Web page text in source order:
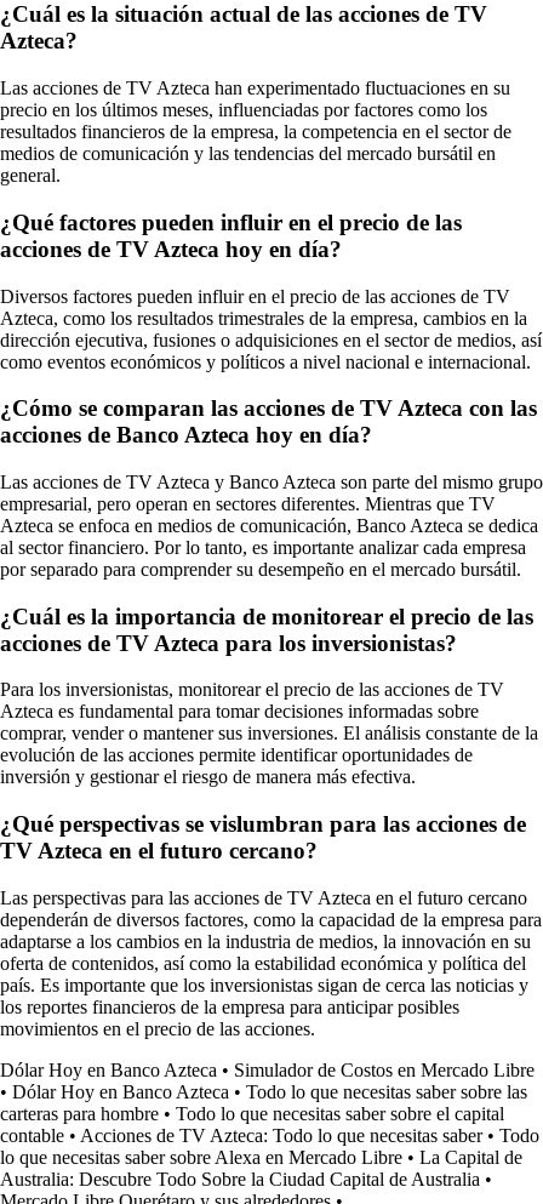
¿Cuál es la situación actual de las acciones de TV
Azteca?
Las acciones de TV Azteca han experimentado fluctuaciones en su
precio en los últimos meses, influenciadas por factores como los
resultados financieros de la empresa, la competencia en el sector de
medios de comunicación y las tendencias del mercado bursátil en
general.
¿Qué factores pueden influir en el precio de las
acciones de TV Azteca hoy en día?
Diversos factores pueden influir en el precio de las acciones de TV
Azteca, como los resultados trimestrales de la empresa, cambios en la
dirección ejecutiva, fusiones o adquisiciones en el sector de medios, así
como eventos económicos y políticos a nivel nacional e internacional.
¿Cómo se comparan las acciones de TV Azteca con las
acciones de Banco Azteca hoy en día?
Las acciones de TV Azteca y Banco Azteca son parte del mismo grupo
empresarial, pero operan en sectores diferentes. Mientras que TV
Azteca se enfoca en medios de comunicación, Banco Azteca se dedica
al sector financiero. Por lo tanto, es importante analizar cada empresa
por separado para comprender su desempeño en el mercado bursátil.
¿Cuál es la importancia de monitorear el precio de las
acciones de TV Azteca para los inversionistas?
Para los inversionistas, monitorear el precio de las acciones de TV
Azteca es fundamental para tomar decisiones informadas sobre
comprar, vender o mantener sus inversiones. El análisis constante de la
evolución de las acciones permite identificar oportunidades de
inversión y gestionar el riesgo de manera más efectiva.
¿Qué perspectivas se vislumbran para las acciones de
TV Azteca en el futuro cercano?
Las perspectivas para las acciones de TV Azteca en el futuro cercano
dependerán de diversos factores, como la capacidad de la empresa para
adaptarse a los cambios en la industria de medios, la innovación en su
oferta de contenidos, así como la estabilidad económica y política del
país. Es importante que los inversionistas sigan de cerca las noticias y
los reportes financieros de la empresa para anticipar posibles
movimientos en el precio de las acciones.
Dólar Hoy en Banco Azteca • Simulador de Costos en Mercado Libre
• Dólar Hoy en Banco Azteca • Todo lo que necesitas saber sobre las
carteras para hombre • Todo lo que necesitas saber sobre el capital
contable • Acciones de TV Azteca: Todo lo que necesitas saber• Todo
lo que necesitas saber sobre Alexa en Mercado Libre • La Capital de
Australia: Descubre Todo Sobre la Ciudad Capital de Australia •